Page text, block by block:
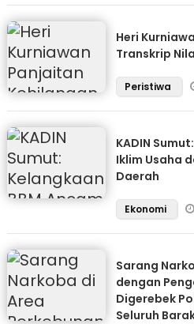
Heri
Transkrip
Peristiwa
KADIN
Iklim Usaha
Daerah
Ekonomi
Sarang
dengan
Digerebek
Seluruh